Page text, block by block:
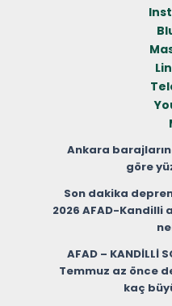
Ankara
göre
Son dakika
2026 AFAD-Kandilli
AFAD – KANDİLLİ
Temmuz az önce
kaç